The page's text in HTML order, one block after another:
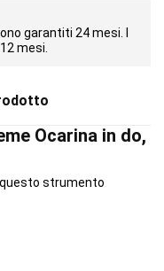
garantiti 24 mesi. I
mesi.
Ocarina in do,
strumento